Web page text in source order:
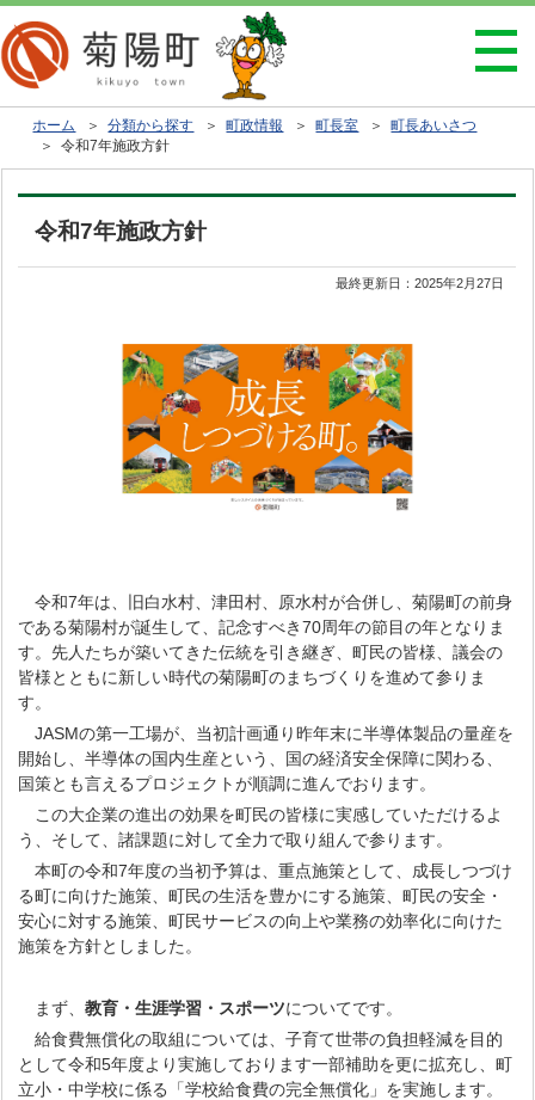
ホーム ＞分類から探す ＞町政情報 ＞町長室 ＞町長あいさつ
＞ 令和7年施政方針
令和7年施政方針
最終更新日：2025年2月27日
令和7年は、旧白水村、津田村、原水村が合併し、菊陽町の前身
である菊陽村が誕生して、記念すべき70周年の節目の年となりま
す。先人たちが築いてきた伝統を引き継ぎ、町民の皆様、議会の
皆様とともに新しい時代の菊陽町のまちづくりを進めて参りま
す。
JASMの第一工場が、当初計画通り昨年末に半導体製品の量産を
開始し、半導体の国内生産という、国の経済安全保障に関わる、
国策とも言えるプロジェクトが順調に進んでおります。
この大企業の進出の効果を町民の皆様に実感していただけるよ
う、そして、諸課題に対して全力で取り組んで参ります。
本町の令和7年度の当初予算は、重点施策として、成長しつづけ
る町に向けた施策、町民の生活を豊かにする施策、町民の安全・
安心に対する施策、町民サービスの向上や業務の効率化に向けた
施策を方針としました。
まず、教育・生涯学習・スポーツについてです。
給食費無償化の取組については、子育て世帯の負担軽減を目的
として令和5年度より実施しております一部補助を更に拡充し、町
立小・中学校に係る「学校給食費の完全無償化」を実施します。